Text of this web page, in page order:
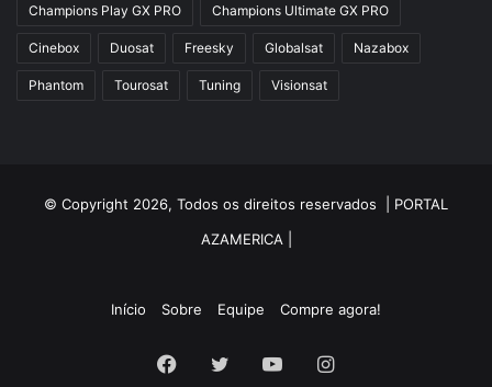
Champions Play GX PRO Champions Ultimate GX PRO
Cinebox Duosat Freesky Globalsat Nazabox
Phantom Tourosat Tuning Visionsat
© Copyright 2026, Todos os direitos reservados | PORTAL
AZAMERICA
Início Sobre Equipe Compre agora!
Facebook
Twitter YouTubeInstagram